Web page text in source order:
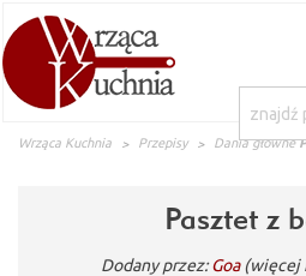
Wrząca Kuchnia Przepisy Dania główne
Pasztet z
Dodany przez:Goa (więcej